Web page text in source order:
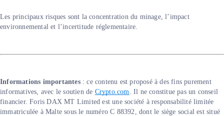
Les principaux risques sont la concentration du minage, l’impact
environnemental et l’incertitude réglementaire.
Informations importantes : ce contenu est proposé à des fins purement
informatives, avec le soutien de Crypto.com. Il ne constitue pas un conseil
financier. Foris DAX MT Limited est une société à responsabilité limitée
immatriculée à Malte sous le numéro C 88392, dont le siège social est situé